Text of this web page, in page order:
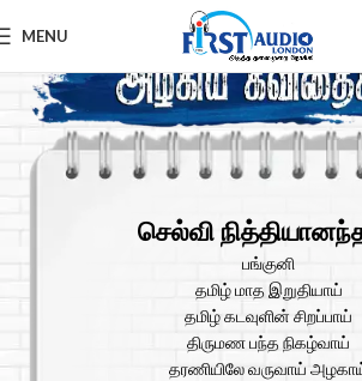
MENU
செல்வி
பங்குனி
தமிழ் மாத இறுதியாய்
தமிழ் கடவுளின் சிறப்பாய்
திருமண பந்த நிகழ்வாய்
தரணியிலே வருவாய்